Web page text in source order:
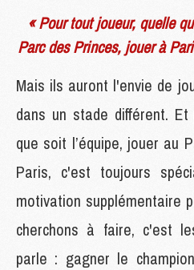
« Pour tout joueur, quelle
Parc des Princes, jouer à
Mais ils auront l'envie de
dans un stade différent.
que soit l’équipe, jouer au
Paris, c'est toujours
motivation supplémentaire
cherchons à faire, c'est
parle : gagner le